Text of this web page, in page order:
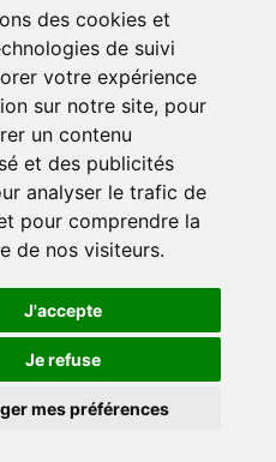
des cookies et
de suivi
votre expérience
sur notre site, pour
un contenu
et des publicités
analyser le trafic de
pour comprendre la
de nos visiteurs.
J'accepte
Je refuse
mes préférences
UN COMPTE
COMPTE
les Médias sociaux